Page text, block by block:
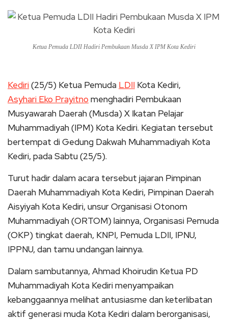
Ketua Pemuda LDII Hadiri Pembukaan Musda X IPM Kota Kediri
Kediri(25/5) Ketua Pemuda LDII Kota Kediri,
Asyhari Eko Prayitno menghadiri Pembukaan
Musyawarah Daerah (Musda) X Ikatan Pelajar
Muhammadiyah (IPM) Kota Kediri. Kegiatan tersebut
bertempat di Gedung Dakwah Muhammadiyah Kota
Kediri, pada Sabtu (25/5).
Turut hadir dalam acara tersebut jajaran Pimpinan
Daerah Muhammadiyah Kota Kediri, Pimpinan Daerah
Aisyiyah Kota Kediri, unsur Organisasi Otonom
Muhammadiyah (ORTOM) lainnya, Organisasi Pemuda
(OKP) tingkat daerah, KNPI, Pemuda LDII, IPNU,
IPPNU, dan tamu undangan lainnya.
Dalam sambutannya, Ahmad Khoirudin Ketua PD
Muhammadiyah Kota Kediri menyampaikan
kebanggaannya melihat antusiasme dan keterlibatan
aktif generasi muda Kota Kediri dalam berorganisasi,